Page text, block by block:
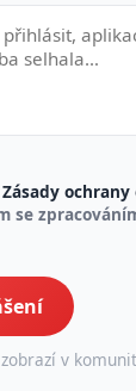
Zásady ochrany
se
v